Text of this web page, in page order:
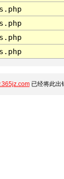
已经将此出